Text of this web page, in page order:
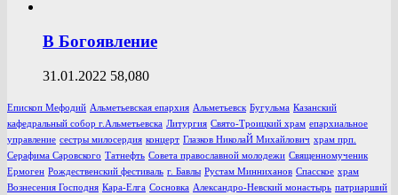
В Богоявление
31.01.2022 58,080
Епископ Мефодий Альметьевская епархия Альметьевск Бугульма Казанский
кафедральный собор г.Альметьевска Литургия Свято-Троицкий храм епархиальное
управление сестры милосердия концерт Глазков НиколаЙ Михайлович храм прп.
Серафима Саровского Татнефть Совета православной молодежи Священномученик
Ермоген Рождественский фестиваль г. Бавлы Рустам Минниханов Спасское храм
Вознесения Господня Кара-Елга Сосновка Александро-Невский монастырь патриарший